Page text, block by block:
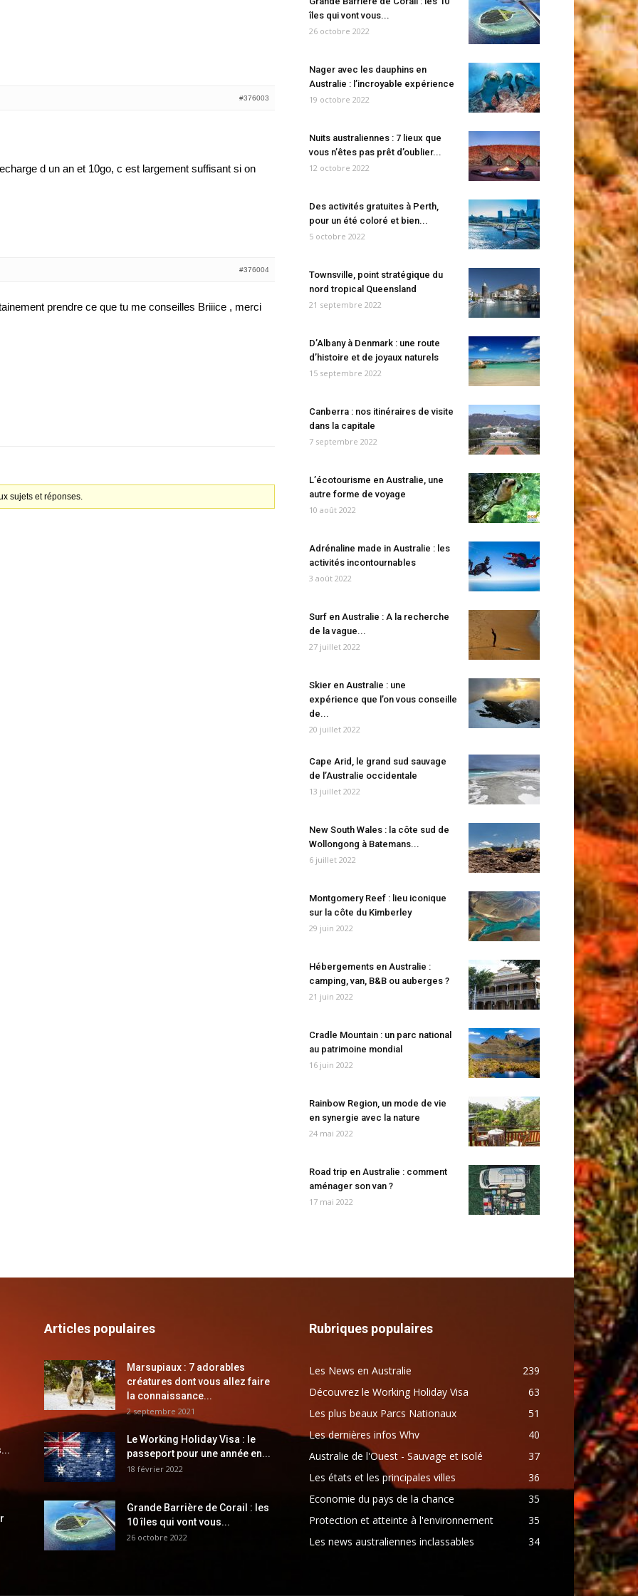
#376003
d un an et 10go, c est largement suffisant si on
#376004
prendre ce que tu me conseilles Briiice , merci
sujets et réponses.
îles qui vont vous...
26 octobre 2022
Nager avec les dauphins en
Australie : l’incroyable expérience
19 octobre 2022
Nuits australiennes : 7 lieux que
vous n’êtes pas prêt d’oublier...
12 octobre 2022
Des activités gratuites à Perth,
pour un été coloré et bien...
5 octobre 2022
Townsville, point stratégique du
nord tropical Queensland
21 septembre 2022
D’Albany à Denmark : une route
d’histoire et de joyaux naturels
15 septembre 2022
Canberra : nos itinéraires de visite
dans la capitale
7 septembre 2022
L’écotourisme en Australie, une
autre forme de voyage
10 août 2022
Adrénaline made in Australie : les
activités incontournables
3 août 2022
Surf en Australie : A la recherche
de la vague...
27 juillet 2022
Skier en Australie : une
expérience que l’on vous conseille
de...
20 juillet 2022
Cape Arid, le grand sud sauvage
de l’Australie occidentale
13 juillet 2022
New South Wales : la côte sud de
Wollongong à Batemans...
6 juillet 2022
Montgomery Reef : lieu iconique
sur la côte du Kimberley
29 juin 2022
Hébergements en Australie :
camping, van, B&B ou auberges ?
21 juin 2022
Cradle Mountain : un parc national
au patrimoine mondial
16 juin 2022
Rainbow Region, un mode de vie
en synergie avec la nature
24 mai 2022
Road trip en Australie : comment
aménager son van ?
17 mai 2022
Articles populaires
Marsupiaux : 7 adorables
créatures dont vous allez faire
la connaissance...
2 septembre 2021
Le Working Holiday Visa : le
passeport pour une année en...
18 février 2022
Grande Barrière de Corail : les
10 îles qui vont vous...
26 octobre 2022
Rubriques populaires
Les News en Australie
239
Découvrez le Working Holiday Visa
63
Les plus beaux Parcs Nationaux
51
Les dernières infos Whv
40
Australie de l'Ouest - Sauvage et isolé
37
Les états et les principales villes
36
Economie du pays de la chance
35
Protection et atteinte à l'environnement
35
Les news australiennes inclassables
34